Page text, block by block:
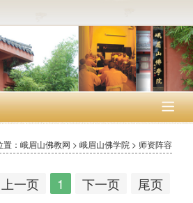

置：峨眉山佛教网 > 峨眉山佛学院 > 师资阵容
上一页 1 下一页 尾页